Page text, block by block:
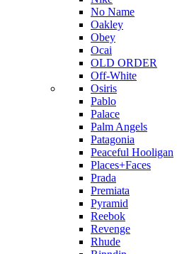
No Name
Oakley
Obey
Ocai
OLD ORDER
Off-White
Osiris
Pablo
Palace
Palm Angels
Patagonia
Peaceful Hooligan
Places+Faces
Prada
Premiata
Pyramid
Reebok
Revenge
Rhude